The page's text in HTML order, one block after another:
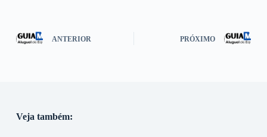
ANTERIOR PRÓXIMO
Veja também: